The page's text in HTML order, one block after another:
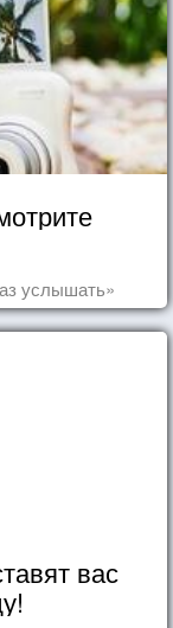
услышать»
вас